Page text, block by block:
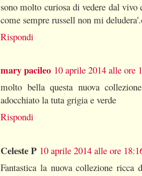
sono molto curiosa di vedere dal vivo
come sempre russell non mi
Rispondi
mary pacileo 10 aprile 2014 alle ore
molto bella questa nuova
adocchiato la tuta grigia e verde
Rispondi
Celeste P 10 aprile 2014 alle ore
Fantastica la nuova collezione